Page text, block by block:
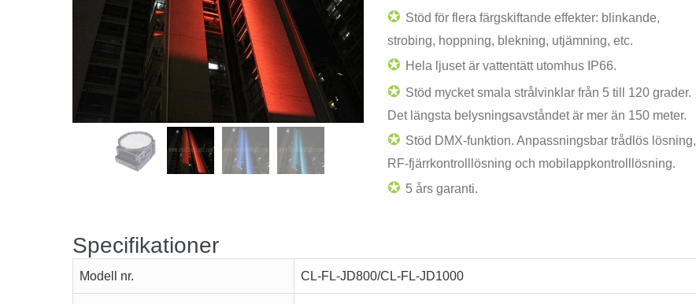
✪ Stöd för flera färgskiftande effekter: blinkande,
strobing, hoppning, blekning, utjämning, etc.
✪ Hela ljuset är vattentätt utomhus IP66.
✪ Stöd mycket smala strålvinklar från 5 till 120 grader.
Det längsta belysningsavståndet är mer än 150 meter.
✪ Stöd DMX-funktion. Anpassningsbar trådlös lösning,
RF-fjärrkontrolllösning och mobilappkontrolllösning.
✪ 5 års garanti.
Specifikationer
Modell nr. CL-FL-JD800/CL-FL-JD1000